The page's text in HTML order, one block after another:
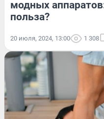
модных
польза?
20 июля, 2024, 13:00 1 308